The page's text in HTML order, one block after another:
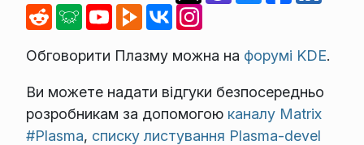
Обговорити Плазму можна на форумі KDE.
Ви можете надати відгуки безпосередньо
розробникам за допомогою каналу Matrix
#Plasma, списку листування Plasma-devel